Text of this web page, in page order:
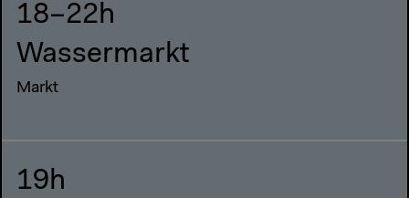
18–22h
Wassermarkt
Markt
19h